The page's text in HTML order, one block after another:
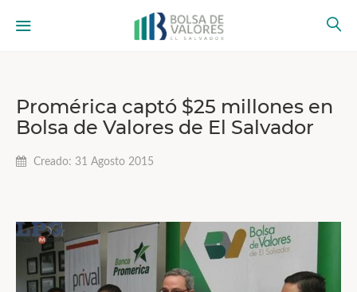
Promérica captó $25 millones en
Bolsa de Valores de El Salvador
Creado: 31 Agosto 2015